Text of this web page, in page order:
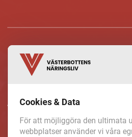
Cookies & Data
För att möjliggöra den ultimata
webbplatser använder vi våra